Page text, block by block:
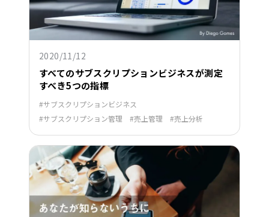
2020/11/12
すべてのサブスクリプションビジネスが測定
すべき5つの指標
サブスクリプションビジネス
サブスクリプション管理
売上管理 売上分析